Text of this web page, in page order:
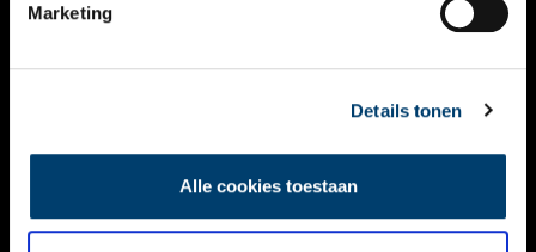
Marketing
Details tonen
Alle cookies toestaan
NIEUWS
KALENDER
ACTIVITEITEN